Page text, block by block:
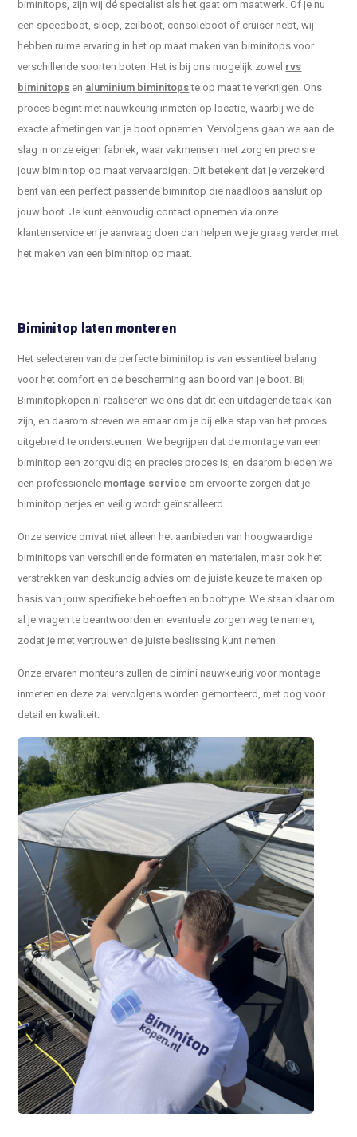
biminitops, zijn wij dé specialist als het gaat om maatwerk. Of je nu
een speedboot, sloep, zeilboot, consoleboot of cruiser hebt, wij
hebben ruime ervaring in het op maat maken van biminitops voor
verschillende soorten boten. Het is bij ons mogelijk zowel rvs
biminitops en aluminium biminitopste op maat te verkrijgen. Ons
proces begint met nauwkeurig inmeten op locatie, waarbij we de
exacte afmetingen van je boot opnemen. Vervolgens gaan we aan de
slag in onze eigen fabriek, waar vakmensen met zorg en precisie
jouw biminitop op maat vervaardigen. Dit betekent dat je verzekerd
bent van een perfect passende biminitop die naadloos aansluit op
jouw boot. Je kunt eenvoudig contact opnemen via onze
klantenservice en je aanvraag doen dan helpen we je graag verder met
het maken van een biminitop op maat.
Biminitop laten monteren
Het selecteren van de perfecte biminitop is van essentieel belang
voor het comfort en de bescherming aan boord van je boot. Bij
Biminitopkopen.nl realiseren we ons dat dit een uitdagende taak kan
zijn, en daarom streven we ernaar om je bij elke stap van het proces
uitgebreid te ondersteunen. We begrijpen dat de montage van een
biminitop een zorgvuldig en precies proces is, en daarom bieden we
een professionele montage service om ervoor te zorgen dat je
biminitop netjes en veilig wordt geïnstalleerd.
Onze service omvat niet alleen het aanbieden van hoogwaardige
biminitops van verschillende formaten en materialen, maar ook het
verstrekken van deskundig advies om de juiste keuze te maken op
basis van jouw specifieke behoeften en boottype. We staan klaar om
al je vragen te beantwoorden en eventuele zorgen weg te nemen,
zodat je met vertrouwen de juiste beslissing kunt nemen.
Onze ervaren monteurs zullen de bimini nauwkeurig voor montage
inmeten en deze zal vervolgens worden gemonteerd, met oog voor
detail en kwaliteit.